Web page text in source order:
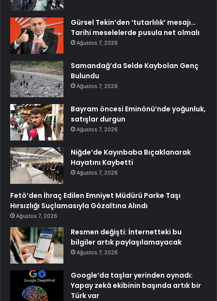
Gürsel Tekin’den ‘tutarlılık’ mesajı…
Tarihi meselelerde pusula net olmalı
Ağustos 7, 2026
Samandağ’da Selde Kaybolan Genç
Bulundu
Ağustos 7, 2026
Bayram öncesi Eminönü’nde yoğunluk,
satışlar durgun
Ağustos 7, 2026
Niğde’de Kayınbaba Bıçaklanarak
Hayatını Kaybetti
Ağustos 7, 2026
Fetö’den İhraç Edilen Emniyet Müdürü Parke Taşı
Hırsızlığı Suçlamasıyla Gözaltına Alındı
Ağustos 7, 2026
Resmen değişti: İnternetteki bu
bilgiler artık paylaşılamayacak
Ağustos 7, 2026
Google’da taşlar yerinden oynadı:
Yapay zekâ ekibinin başında artık bir
Türk var